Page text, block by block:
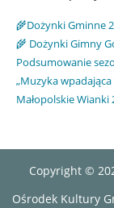
🌾Dożynki Gminne
🌾 Dożynki Gimny
Podsumowanie
„Muzyka
Małopolskie Wianki
Copyright ©
Ośrodek Kultury